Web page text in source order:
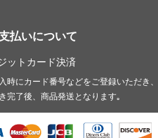
払いについて
ットカード決済
時にカード番号などをご登録いただき、
完了後、商品発送となります｡